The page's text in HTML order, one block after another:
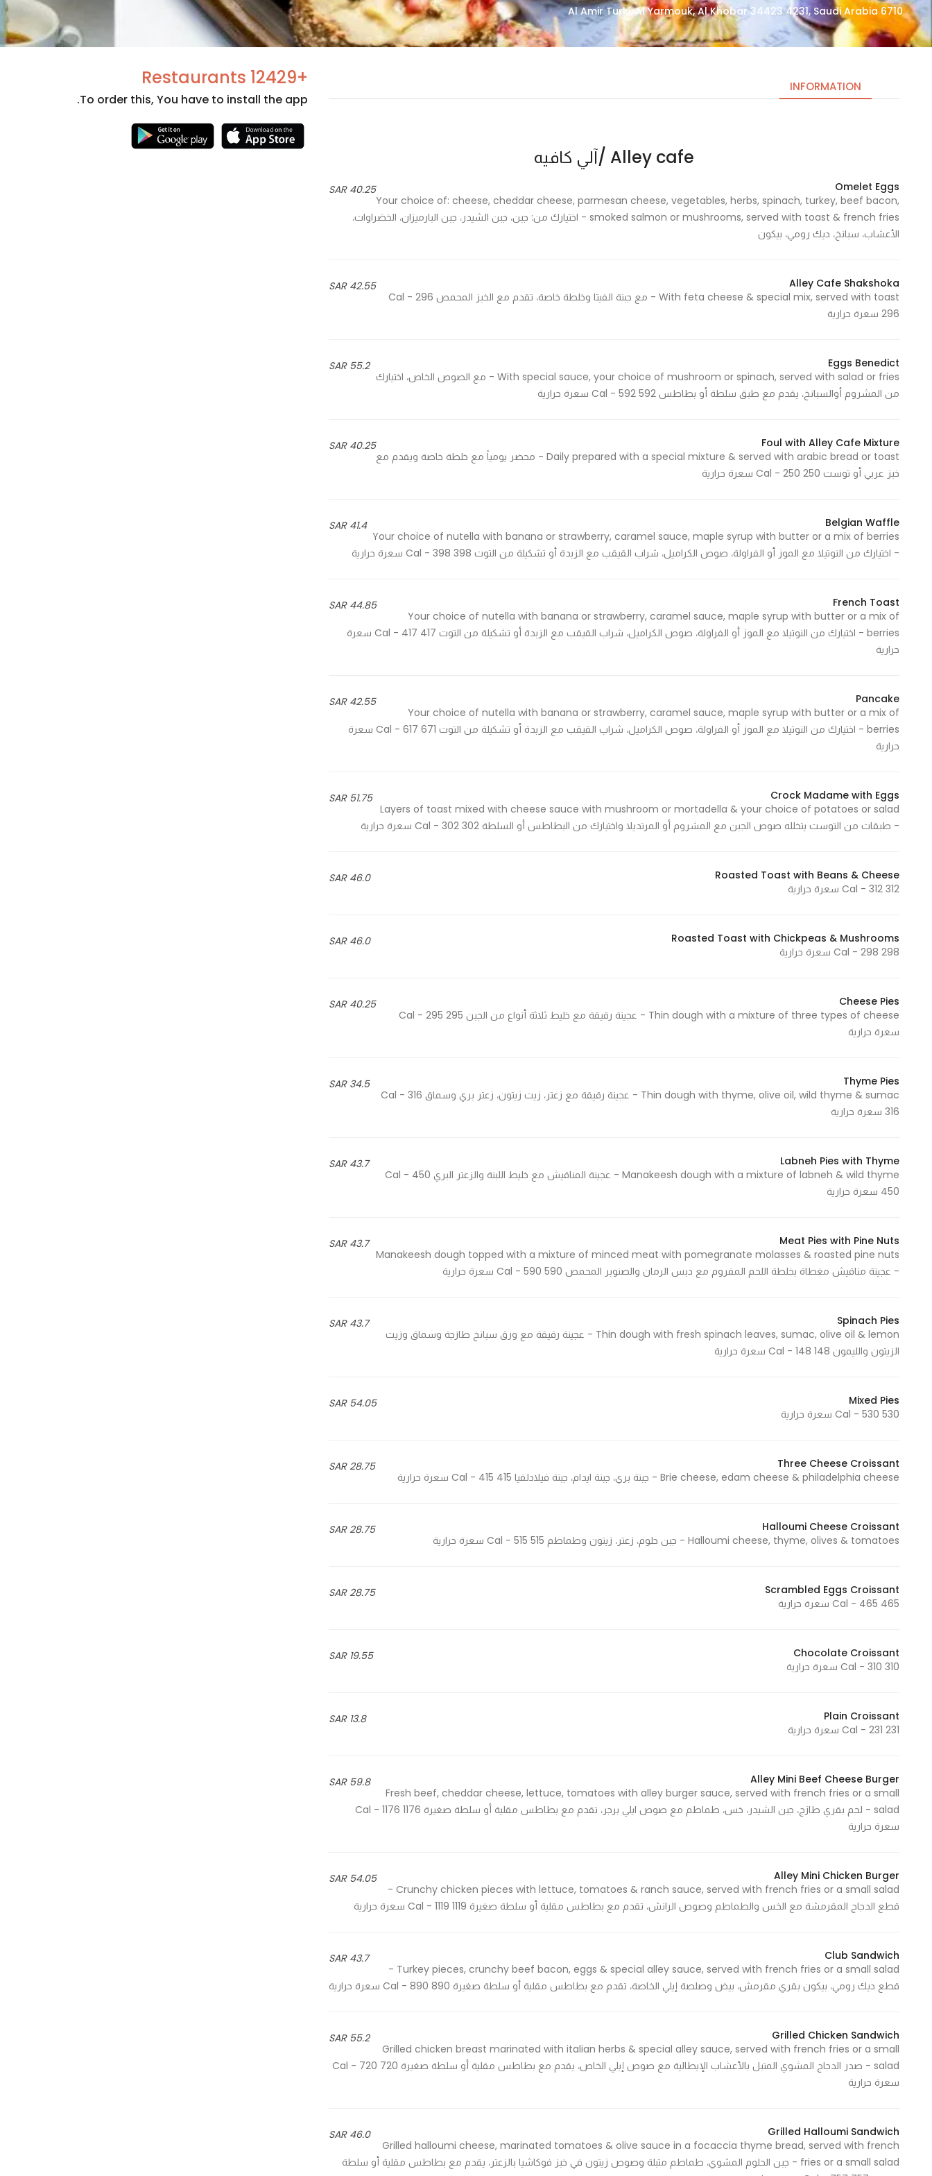
6710 Al Amir Turki, Al Yarmouk, Al Khobar 34423 4231, Saudi Arabia
INFORMATION
Alley cafe /آلي كافيه
40.25 SAR
Omelet Eggs
Your choice of: cheese, cheddar cheese, parmesan cheese, vegetables, herbs, spinach, turkey, beef bacon,
smoked salmon or mushrooms, served with toast & french fries - اختيارك من: جبن، جبن الشيدر، جبن البارميزان، الخضراوات،
الأعشاب، سبانخ، ديك رومي، بيكون
42.55 SAR
Alley Cafe Shakshoka
With feta cheese & special mix, served with toast - مع جبنة الفيتا وخلطة خاصة، تقدم مع الخبز المحمص 296 Cal -
296 سعرة حرارية
55.2 SAR
Eggs Benedict
With special sauce, your choice of mushroom or spinach, served with salad or fries - مع الصوص الخاص، اختيارك
من المشروم أوالسبانخ، يقدم مع طبق سلطة أو بطاطس 592 Cal - 592 سعرة حرارية
40.25 SAR
Foul with Alley Cafe Mixture
Daily prepared with a special mixture & served with arabic bread or toast - محضر يومياً مع خلطة خاصة ويقدم مع
خبز عربي أو توست 250 Cal - 250 سعرة حرارية
41.4 SAR
Belgian Waffle
Your choice of nutella with banana or strawberry, caramel sauce, maple syrup with butter or a mix of berries
- اختيارك من النوتيلا مع الموز أو الفراولة، صوص الكراميل، شراب القيقب مع الزبدة أو تشكيلة من التوت 398 Cal - 398 سعرة حرارية
44.85 SAR
French Toast
Your choice of nutella with banana or strawberry, caramel sauce, maple syrup with butter or a mix of
berries - اختيارك من النوتيلا مع الموز أو الفراولة، صوص الكراميل، شراب القيقب مع الزبدة أو تشكيلة من التوت 417 Cal - 417 سعرة
حرارية
42.55 SAR
Pancake
Your choice of nutella with banana or strawberry, caramel sauce, maple syrup with butter or a mix of
berries - اختيارك من النوتيلا مع الموز أو الفراولة، صوص الكراميل، شراب القيقب مع الزبدة أو تشكيلة من التوت 671 Cal - 617 سعرة
حرارية
51.75 SAR
Crock Madame with Eggs
Layers of toast mixed with cheese sauce with mushroom or mortadella & your choice of potatoes or salad
- طبقات من التوست يتخلله صوص الجبن مع المشروم أو المرتديلا واختيارك من البطاطس أو السلطة 302 Cal - 302 سعرة حرارية
46.0 SAR
Roasted Toast with Beans & Cheese
312 Cal - 312 سعرة حرارية
46.0 SAR
Roasted Toast with Chickpeas & Mushrooms
298 Cal - 298 سعرة حرارية
40.25 SAR
Cheese Pies
Thin dough with a mixture of three types of cheese - عجينة رقيقة مع خليط ثلاثة أنواع من الجبن 295 Cal - 295
سعرة حرارية
34.5 SAR
Thyme Pies
Thin dough with thyme, olive oil, wild thyme & sumac - عجينة رقيقة مع زعتر، زيت زيتون، زعتر بري وسماق 316 Cal -
316 سعرة حرارية
43.7 SAR
Labneh Pies with Thyme
Manakeesh dough with a mixture of labneh & wild thyme - عجينة المناقيش مع خليط اللبنة والزعتر البري 450 Cal -
450 سعرة حرارية
43.7 SAR
Meat Pies with Pine Nuts
Manakeesh dough topped with a mixture of minced meat with pomegranate molasses & roasted pine nuts
- عجينة مناقيش مغطاة بخلطة اللحم المفروم مع دبس الرمان والصنوبر المحمص 590 Cal - 590 سعرة حرارية
43.7 SAR
Spinach Pies
Thin dough with fresh spinach leaves, sumac, olive oil & lemon - عجينة رقيقة مع ورق سبانخ طازجة وسماق وزيت
الزيتون والليمون 148 Cal - 148 سعرة حرارية
54.05 SAR
Mixed Pies
530 Cal - 530 سعرة حرارية
28.75 SAR
Three Cheese Croissant
Brie cheese, edam cheese & philadelphia cheese - جبنة بري، جبنة ايدام، جبنة فيلادلفيا 415 Cal - 415 سعرة حرارية
28.75 SAR
Halloumi Cheese Croissant
Halloumi cheese, thyme, olives & tomatoes - جبن حلوم، زعتر، زيتون وطماطم 515 Cal - 515 سعرة حرارية
28.75 SAR
Scrambled Eggs Croissant
465 Cal - 465 سعرة حرارية
19.55 SAR
Chocolate Croissant
310 Cal - 310 سعرة حرارية
13.8 SAR
Plain Croissant
231 Cal - 231 سعرة حرارية
59.8 SAR
Alley Mini Beef Cheese Burger
Fresh beef, cheddar cheese, lettuce, tomatoes with alley burger sauce, served with french fries or a small
salad - لحم بقري طازج، جبن الشيدر، خس، طماطم مع صوص ايلي برجر، تقدم مع بطاطس مقلية أو سلطة صغيرة 1176 Cal - 1176
سعرة حرارية
54.05 SAR
Alley Mini Chicken Burger
Crunchy chicken pieces with lettuce, tomatoes & ranch sauce, served with french fries or a small salad -
قطع الدجاج المقرمشة مع الخس والطماطم وصوص الرانش، تقدم مع بطاطس مقلية أو سلطة صغيرة 1119 Cal - 1119 سعرة حرارية
43.7 SAR
Club Sandwich
Turkey pieces, crunchy beef bacon, eggs & special alley sauce, served with french fries or a small salad -
قطع ديك رومي، بيكون بقري مقرمش، بيض وصلصة إيلي الخاصة، تقدم مع بطاطس مقلية أو سلطة صغيرة 890 Cal - 890 سعرة حرارية
55.2 SAR
Grilled Chicken Sandwich
Grilled chicken breast marinated with italian herbs & special alley sauce, served with french fries or a small
salad - صدر الدجاج المشوي المتبل بالأعشاب الإيطالية مع صوص إيلي الخاص، يقدم مع بطاطس مقلية أو سلطة صغيرة 720 Cal - 720
سعرة حرارية
46.0 SAR
Grilled Halloumi Sandwich
Grilled halloumi cheese, marinated tomatoes & olive sauce in a focaccia thyme bread, served with french
fries or a small salad - جبن الحلوم المشوي، طماطم متبلة وصوص زيتون في خبز فوكاشيا بالزعتر، يقدم مع بطاطس مقلية أو سلطة
+12429 Restaurants
To order this, You have to install the app.
cookies
are not
optional.
They are
website to
function.
Statistics
In order for
us to
website's
functionality
and
based on
how the
website is
Experience
In order for
our website
possible
during your
visit. If you
cookies,
some
functionality
from the
website.
Marketing
interests and
behavior as
you visit our
chance of
personalized